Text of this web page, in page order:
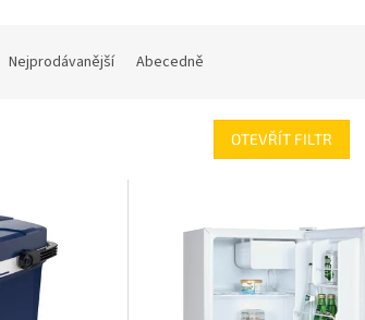
Nejprodávanější Abecedně
OTEVŘÍT FILTR